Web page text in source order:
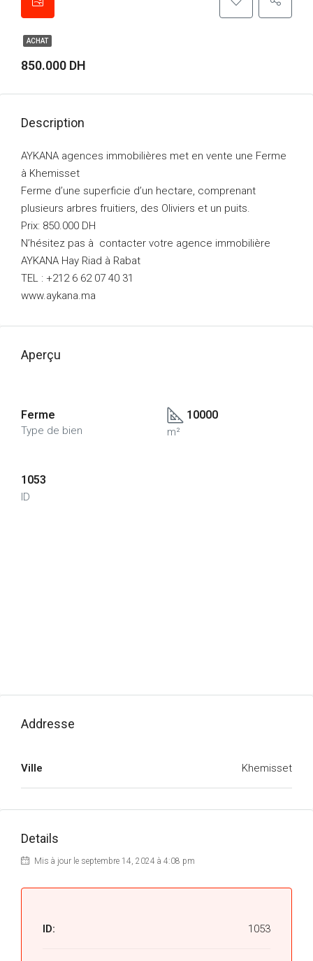
ACHAT
850.000 DH
Description
AYKANA agences immobilières met en vente une Ferme
à Khemisset
Ferme d’une superficie d’un hectare, comprenant
plusieurs arbres fruitiers, des Oliviers et un puits.
Prix: 850.000 DH
N’hésitez pas à contacter votre agence immobilière
AYKANA Hay Riad à Rabat
TEL : +212 6 62 07 40 31
www.aykana.ma
Aperçu
Ferme
Type de bien
10000
m²
1053
ID
Addresse
Ville Khemisset
Details
Mis à jour le septembre 14, 2024 à 4:08 pm
ID: 1053